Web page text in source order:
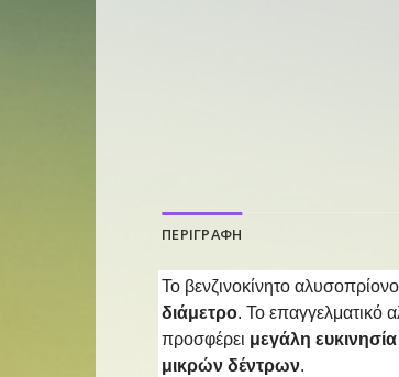
ΠΕΡΙΓΡΑΦΗ
Το βενζινοκίνητο
διάμετρο. Το επαγγελματικό
προσφέρει μεγάλη
μικρών δέντρων.